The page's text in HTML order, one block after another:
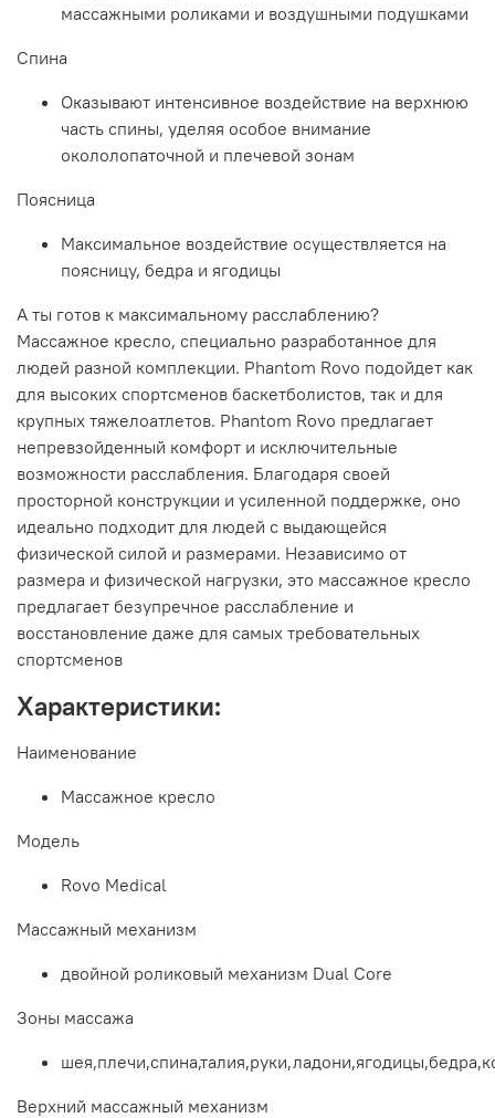
массажными роликами и воздушными подушками
Спина
Оказывают интенсивное воздействие на верхнюю
часть спины, уделяя особое внимание
окололопаточной и плечевой зонам
Поясница
Максимальное воздействие осуществляется на
поясницу, бедра и ягодицы
А ты готов к максимальному расслаблению?
Массажное кресло, специально разработанное для
людей разной комплекции. Phantom Rovo подойдет как
для высоких спортсменов баскетболистов, так и для
крупных тяжелоатлетов. Phantom Rovo предлагает
непревзойденный комфорт и исключительные
возможности расслабления. Благодаря своей
просторной конструкции и усиленной поддержке, оно
идеально подходит для людей с выдающейся
физической силой и размерами. Независимо от
размера и физической нагрузки, это массажное кресло
предлагает безупречное расслабление и
восстановление даже для самых требовательных
спортсменов
Характеристики:
Наименование
Массажное кресло
Модель
Rovo Medical
Массажный механизм
двойной роликовый механизм Dual Core
Зоны массажа
Верхний массажный механизм